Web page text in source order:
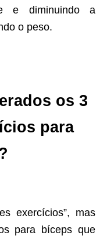
e diminuindo a
o peso.
os 3
para
exercícios”, mas
para bíceps que